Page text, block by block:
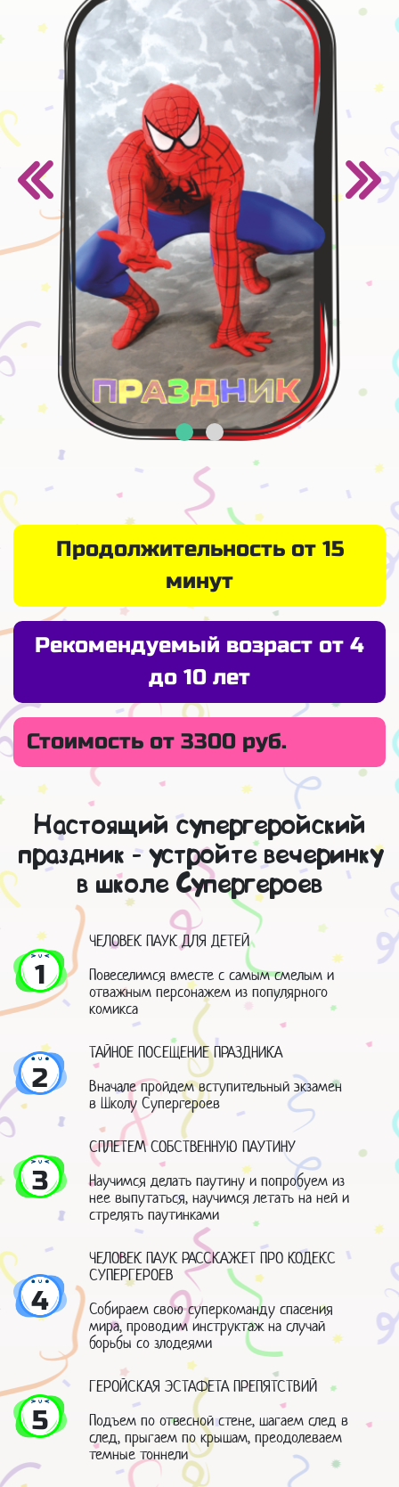
Продолжительность от 15
минут
Рекомендуемый возраст от 4
до 10 лет
Стоимость от 3300 руб.
Настоящий супергеройский
праздник - устройте вечеринку
в школе Супергероев
1
ЧЕЛОВЕК ПАУК ДЛЯ ДЕТЕЙ
Повеселимся вместе с самым смелым и
отважным персонажем из популярного
комикса
2
ТАЙНОЕ ПОСЕЩЕНИЕ ПРАЗДНИКА
Вначале пройдем вступительный экзамен
в Школу Супергероев
3
СПЛЕТЕМ СОБСТВЕННУЮ ПАУТИНУ
Научимся делать паутину и попробуем из
нее выпутаться, научимся летать на ней и
стрелять паутинками
4
ЧЕЛОВЕК ПАУК РАССКАЖЕТ ПРО КОДЕКС
СУПЕРГЕРОЕВ
Собираем свою суперкоманду спасения
мира, проводим инструктаж на случай
борьбы со злодеями
5
ГЕРОЙСКАЯ ЭСТАФЕТА ПРЕПЯТСТВИЙ
Подъем по отвесной стене, шагаем след в
след, прыгаем по крышам, преодолеваем
темные тоннели